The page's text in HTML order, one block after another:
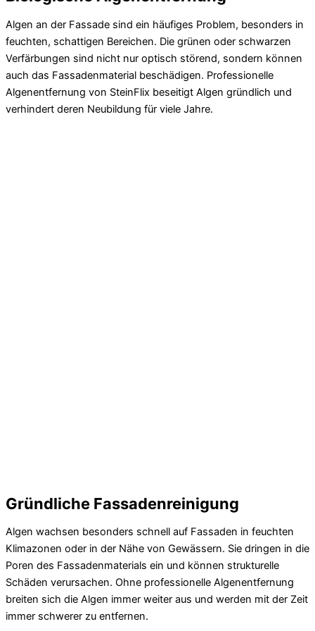
Algen an der Fassade sind ein häufiges Problem, besonders in
feuchten, schattigen Bereichen. Die grünen oder schwarzen
Verfärbungen sind nicht nur optisch störend, sondern können
auch das Fassadenmaterial beschädigen. Professionelle
Algenentfernung von SteinFlix beseitigt Algen gründlich und
verhindert deren Neubildung für viele Jahre.
Gründliche Fassadenreinigung
Algen wachsen besonders schnell auf Fassaden in feuchten
Klimazonen oder in der Nähe von Gewässern. Sie dringen in die
Poren des Fassadenmaterials ein und können strukturelle
Schäden verursachen. Ohne professionelle Algenentfernung
breiten sich die Algen immer weiter aus und werden mit der Zeit
immer schwerer zu entfernen.